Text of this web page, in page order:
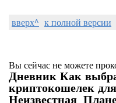
вверх^ к полной версии
Вы сейчас не можете
Дневник Как
криптокошелек